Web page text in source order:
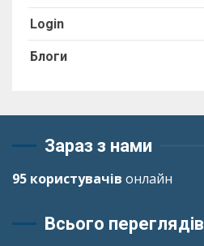
Login
Блоги
Зараз з нами
95 користувачів онлайн
Всього переглядів